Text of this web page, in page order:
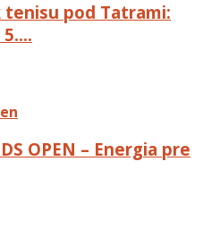
tenisu pod Tatrami:
5….
OPEN – Energia pre